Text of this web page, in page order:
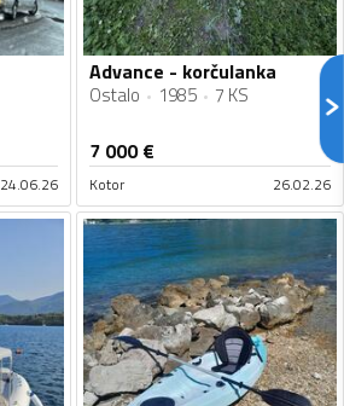
24.06.26
Advance - korčulanka
Ostalo 1985 7 KS
7 000€
Kotor 26.02.26